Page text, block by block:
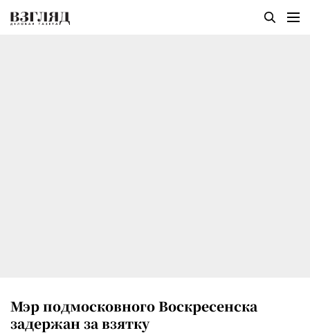
Мэр подмосковного Воскресенска
задержан за взятку